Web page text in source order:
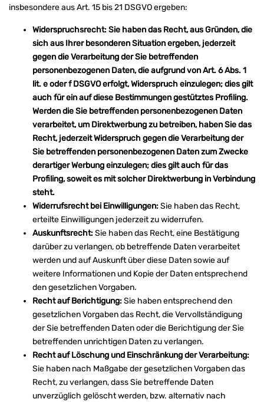
insbesondere aus Art. 15 bis 21 DSGVO ergeben:
Widerspruchsrecht: Sie haben das Recht, aus Gründen, die
sich aus Ihrer besonderen Situation ergeben, jederzeit
gegen die Verarbeitung der Sie betreffenden
personenbezogenen Daten, die aufgrund von Art. 6 Abs. 1
lit. e oder f DSGVO erfolgt, Widerspruch einzulegen; dies gilt
auch für ein auf diese Bestimmungen gestütztes Profiling.
Werden die Sie betreffenden personenbezogenen Daten
verarbeitet, um Direktwerbung zu betreiben, haben Sie das
Recht, jederzeit Widerspruch gegen die Verarbeitung der
Sie betreffenden personenbezogenen Daten zum Zwecke
derartiger Werbung einzulegen; dies gilt auch für das
Profiling, soweit es mit solcher Direktwerbung in Verbindung
steht.
Widerrufsrecht bei Einwilligungen:Sie haben das Recht,
erteilte Einwilligungen jederzeit zu widerrufen.
Auskunftsrecht:Sie haben das Recht, eine Bestätigung
darüber zu verlangen, ob betreffende Daten verarbeitet
werden und auf Auskunft über diese Daten sowie auf
weitere Informationen und Kopie der Daten entsprechend
den gesetzlichen Vorgaben.
Recht auf Berichtigung:Sie haben entsprechend den
gesetzlichen Vorgaben das Recht, die Vervollständigung
der Sie betreffenden Daten oder die Berichtigung der Sie
betreffenden unrichtigen Daten zu verlangen.
Recht auf Löschung und Einschränkung der Verarbeitung:
Sie haben nach Maßgabe der gesetzlichen Vorgaben das
Recht, zu verlangen, dass Sie betreffende Daten
unverzüglich gelöscht werden, bzw. alternativ nach